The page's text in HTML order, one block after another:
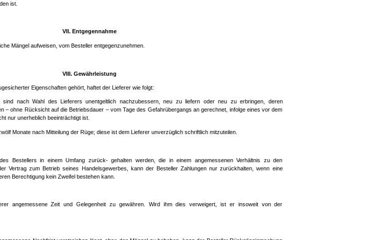
ist.
VII. Entgegennahme
Mängel aufweisen, vom Besteller entgegenzunehmen.
VIII. Gewährleistung
Eigenschaften gehört, haftet der Lieferer wie folgt:
sind nach Wahl des Lieferers unentgeltlich nachzubessern, neu zu liefern oder neu zu erbringen, deren
– ohne Rücksicht auf die Betriebsdauer – vom Tage des Gefahrübergangs an gerechnet, infolge eines vor dem
nur unerheblich beeinträchtigt ist.
Monate nach Mitteilung der Rüge; diese ist dem Lieferer unverzüglich schriftlich mitzuteilen.
Bestellers in einem Umfang zurück- gehalten werden, die in einem angemessenen Verhältnis zu den
Vertrag zum Betrieb seines Handelsgewerbes, kann der Besteller Zahlungen nur zurückhalten, wenn eine
Berechtigung kein Zweifel bestehen kann.
angemessene Zeit und Gelegenheit zu gewähren. Wird ihm dies verweigert, ist er insoweit von der